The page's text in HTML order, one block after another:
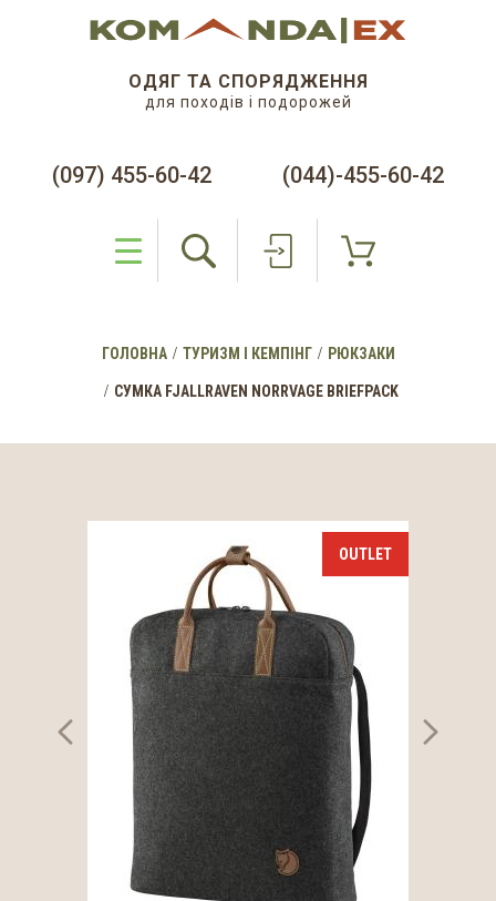
ОДЯГ ТА СПОРЯДЖЕННЯ
для походів і подорожей
(097) 455-60-42 (044)-455-60-42
ГОЛОВНА ТУРИЗМ І КЕМПІНГ РЮКЗАКИ
СУМКА FJALLRAVEN NORRVAGE BRIEFPACK